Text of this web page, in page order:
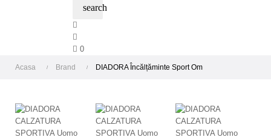
search
0
Acasa Brand DIADORA Încălțăminte Sport Om